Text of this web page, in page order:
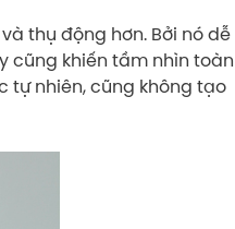
thụ động hơn. Bởi nó dễ
cũng khiến tầm nhìn toàn
tự nhiên, cũng không tạo